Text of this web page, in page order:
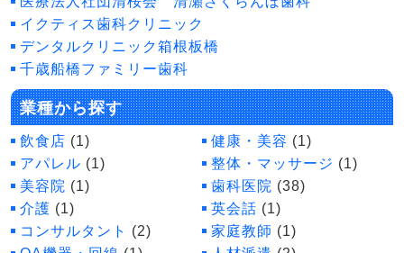
イクティス歯科クリニック
デンタルクリニック箱根板橋
千歳船橋ファミリー歯科
業種から探す
飲食店 (1) 健康・美容 (1)
アパレル (1) 整体・マッサージ (1)
美容院 (1) 歯科医院 (38)
介護 (1) 英会話 (1)
コンサルタント
(2) 家庭教師 (1)